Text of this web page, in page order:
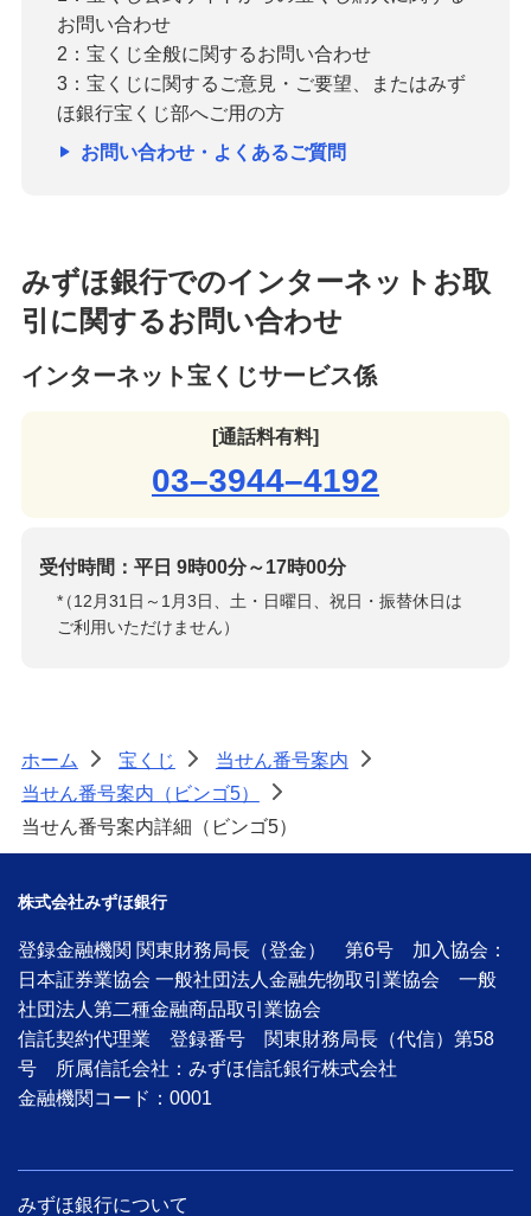
お問い合わせ
2：宝くじ全般に関するお問い合わせ
3：宝くじに関するご意見・ご要望、またはみず
ほ銀行宝くじ部へご用の方
お問い合わせ・よくあるご質問
みずほ銀行でのインターネットお取
引に関するお問い合わせ
インターネット宝くじサービス係
[通話料有料]
03–3944–4192
受付時間：平日 9時00分～17時00分
*
（12月31日～1月3日、土・日曜日、祝日・振替休日は
ご利用いただけません）
ホーム > 宝くじ > 当せん番号案内
>
当せん番号案内（ビンゴ5）
>
当せん番号案内詳細（ビンゴ5）
株式会社みずほ銀行
登録金融機関 関東財務局長（登金） 第6号 加入協会：
日本証券業協会 一般社団法人金融先物取引業協会 一般
社団法人第二種金融商品取引業協会
信託契約代理業 登録番号 関東財務局長（代信）第58
号 所属信託会社：みずほ信託銀行株式会社
金融機関コード：0001
みずほ銀行について